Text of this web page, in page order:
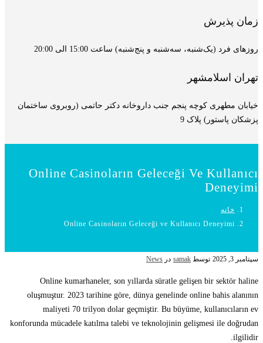
زمان پذیرش
روزهای فرد (یک‌شنبه، سه‌شنبه و پنج‌شنبه) ساعت 15:00 الی 20:00
تهران اسلامشهر
خیابان مطهری کوچه پنجم جنب داروخانه دکتر حاتمی (روبروی ساختمان
پزشکان پاستور) پلاک 9
Online Casinoların Geleceği Ve Kullanıcı
Deneyimi
خانه
Online Casinoların Geleceği ve Kullanıcı Deneyimi
سپتامبر 3, 2025 توسط samak در News
Online kumarhaneler, son yıllarda süratle gelişen bir sektör haline
oluşmuştur. 2023 tarihine göre, dünya genelinde online bahis alanının
maliyeti 70 trilyon dolar geçmiştir. Bu büyüme, kullanıcıların ev
konforunda mücadele katılma talebi ve teknolojinin gelişmesi ile doğrudan
ilgilidir.